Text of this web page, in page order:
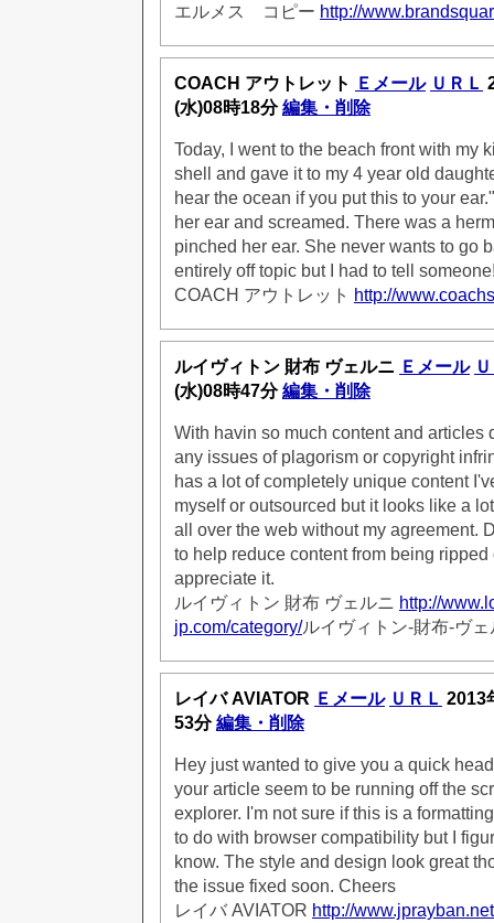
エルメス コピー http://
COACH アウトレット Ｅメール ＵＲＬ
(水)08時18分編集・削除
Today, I went to the beach front with my
shell and gave it to my 4 year old
hear the ocean if you put this to your
her ear and screamed. There was a
pinched her ear. She never wants to go
entirely off topic but I had to tell
COACH アウトレット http://
ルイヴィトン 財布 ヴェルニ Ｅメール
(水)08時47分編集・削除
With havin so much content and articles
any issues of plagorism or copyright
has a lot of completely unique content
myself or outsourced but it looks like a
all over the web without my agreement.
to help reduce content from being
appreciate it.
ルイヴィトン 財布 ヴェルニ http://
jp.com/category/ルイヴィトン-財布-ヴェ
レイバ AVIATOR Ｅメール ＵＲＬ 2013
53分編集・削除
Hey just wanted to give you a quick
your article seem to be running off the
explorer. I'm not sure if this is a
to do with browser compatibility but I
know. The style and design look great
the issue fixed soon. Cheers
レイバ AVIATOR http://